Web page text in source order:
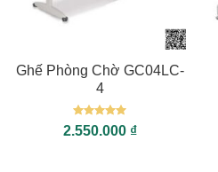
Ghế Phòng Chờ GC04LC-
4
Được xếp
hạng55
2.550.000 ₫